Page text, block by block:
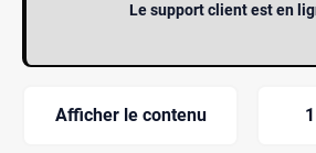
Le support client est en
Afficher le contenu